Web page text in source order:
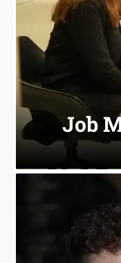
Job
Wie gewohnt
wieder die
Job-
lockerer
interessanten